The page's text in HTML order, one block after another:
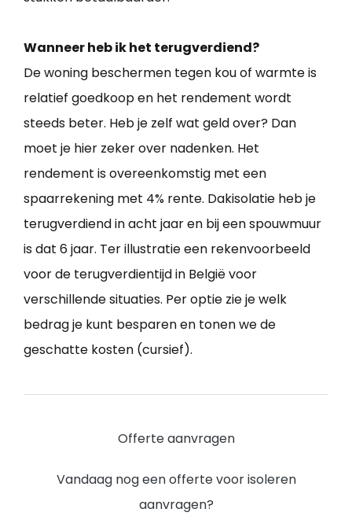
Wanneer heb ik het terugverdiend?
De woning beschermen tegen kou of warmte is
relatief goedkoop en het rendement wordt
steeds beter. Heb je zelf wat geld over? Dan
moet je hier zeker over nadenken. Het
rendement is overeenkomstig met een
spaarrekening met 4% rente. Dakisolatie heb je
terugverdiend in acht jaar en bij een spouwmuur
is dat 6 jaar. Ter illustratie een rekenvoorbeeld
voor de terugverdientijd in België voor
verschillende situaties. Per optie zie je welk
bedrag je kunt besparen en tonen we de
geschatte kosten (cursief).
Offerte aanvragen
Vandaag nog een offerte voor isoleren
aanvragen?